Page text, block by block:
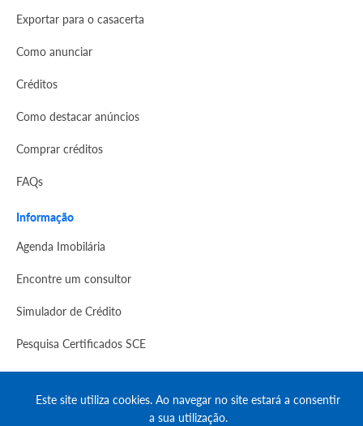
Exportar para o casacerta
Como anunciar
Créditos
Como destacar anúncios
Comprar créditos
FAQs
Informação
Agenda Imobilária
Encontre um consultor
Simulador de Crédito
Pesquisa Certificados SCE
Este site utiliza cookies. Ao navegar no site estará a consentir
a sua utilização.